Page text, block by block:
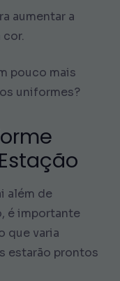
aumentar a
cor.
pouco mais
uniformes?
além de
é importante
que varia
estarão prontos